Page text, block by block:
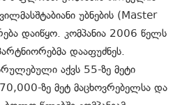
უბნების (Master
დაიწყო. კომპანია 2006 წელს
დააფუძნეს.
აქვს 55-ზე მეტი
ზე მეტ მაცხოვრებელსა და